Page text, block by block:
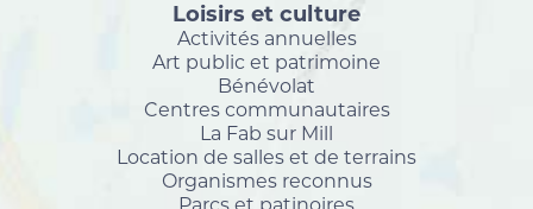
Loisirs et culture
Activités annuelles
Art public et patrimoine
Bénévolat
Centres communautaires
La Fab sur Mill
Location de salles et de terrains
Organismes reconnus